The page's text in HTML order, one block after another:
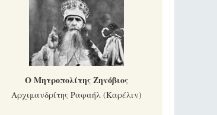
Ο Μητροπολίτης Ζηνόβιος
Αρχιμανδρίτης Ραφαήλ (Καρέλιν)